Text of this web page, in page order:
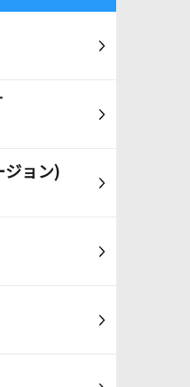
ジョン)